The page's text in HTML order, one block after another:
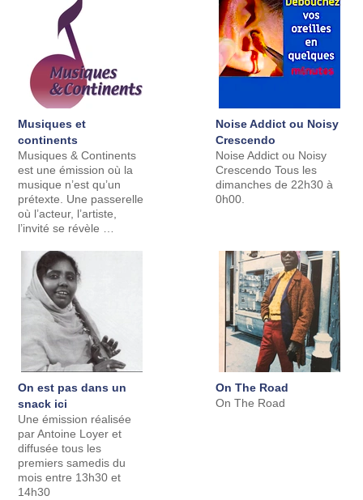
Musiques et
continents
Musiques & Continents
est une émission où la
musique n’est qu’un
prétexte. Une passerelle
où l’acteur, l’artiste,
l’invité se révèle …
Noise Addict ou Noisy
Crescendo
Noise Addict ou Noisy
Crescendo Tous les
dimanches de 22h30 à
0h00.
On est pas dans un
snack ici
Une émission réalisée
par Antoine Loyer et
diffusée tous les
premiers samedis du
mois entre 13h30 et
14h30
On The Road
On The Road